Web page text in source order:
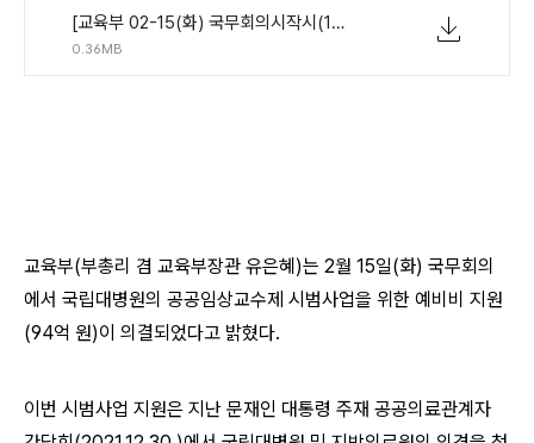
[교육부 02-15(화) 국무회의시작시(10시) 보도자료] 국립대병원 공공임상교수제 시범사업 예비비 지원 국무회의 통과.pdf
0.36MB
교육부(부총리 겸 교육부장관 유은혜)는 2월 15일(화) 국무회의
에서 국립대병원의 공공임상교수제 시범사업을 위한 예비비 지원
(94억 원)이 의결되었다고 밝혔다.
이번 시범사업 지원은 지난 문재인 대통령 주재 공공의료관계자